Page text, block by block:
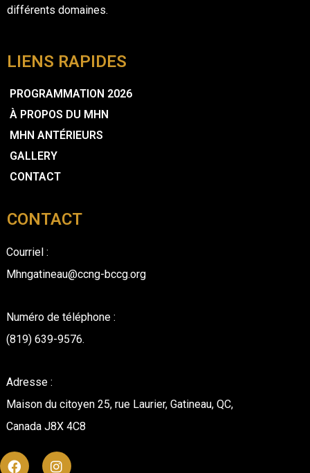
différents domaines.
LIENS RAPIDES
PROGRAMMATION 2026
À PROPOS DU MHN
MHN ANTÉRIEURS
GALLERY
CONTACT
CONTACT
Courriel :
Mhngatineau@ccng-bccg.org
Numéro de téléphone :
(819) 639-9576.
Adresse :
Maison du citoyen 25, rue Laurier, Gatineau, QC,
Canada J8X 4C8